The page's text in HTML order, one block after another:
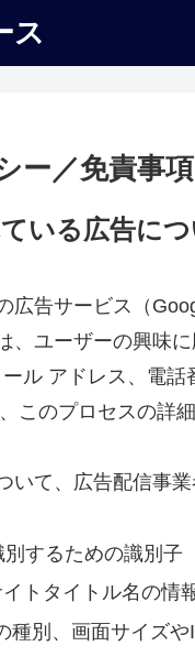
ス
ー／免責事項
いる広告につ
広告サービス（
、ユーザーの興味
ル アドレス、電
このプロセスの詳
いて、広告配信事
するための識別子
トタイトル名の情
種別、画面サイズ